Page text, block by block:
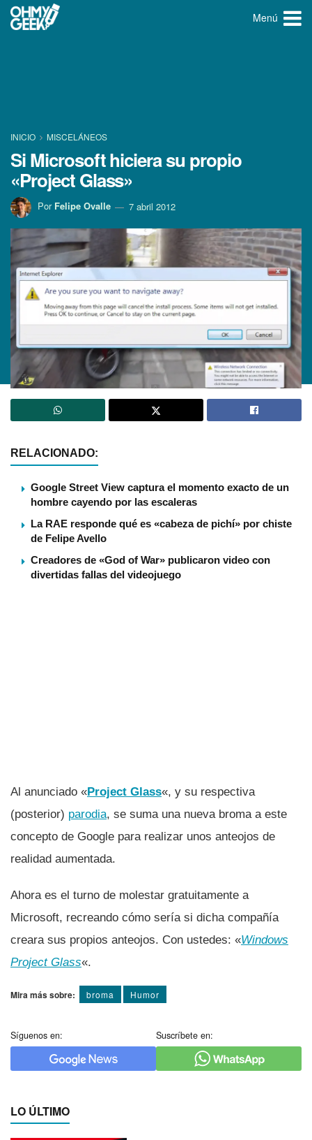
Menú
INICIO MISCELÁNEOS
Si Microsoft hiciera su propio
«Project Glass»
Por Felipe Ovalle 7 abril 2012
RELACIONADO:
Google Street View captura el momento exacto de un
hombre cayendo por las escaleras
La RAE responde qué es «cabeza de pichí­» por chiste
de Felipe Avello
Creadores de «God of War» publicaron video con
divertidas fallas del videojuego
Al anunciado «Project Glass«, y su respectiva
(posterior) parodia, se suma una nueva broma a este
concepto de Google para realizar unos anteojos de
realidad aumentada.
Ahora es el turno de molestar gratuitamente a
Microsoft, recreando cómo serí­a si dicha compañí­a
creara sus propios anteojos. Con ustedes: «Windows
Project Glass«.
Mira más sobre: broma Humor
Síguenos en: Suscríbete en:
LO ÚLTIMO